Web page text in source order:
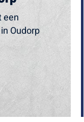
een
Oudorp